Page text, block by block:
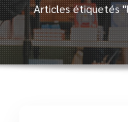
Articles étiquetés